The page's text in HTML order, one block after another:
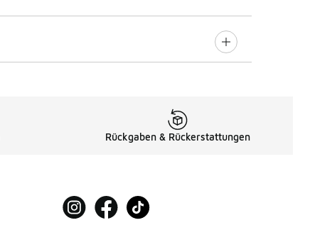
Rückgaben & Rückerstattungen